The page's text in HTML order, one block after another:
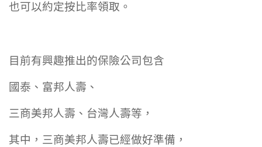
也可以約定按比率領取。
目前有興趣推出的保險公司包含
國泰、富邦人壽、
三商美邦人壽、台灣人壽等，
其中，三商美邦人壽已經做好準備，